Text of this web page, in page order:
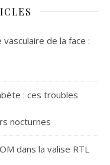
de la face :
: ces troubles
nocturnes
dans la valise RTL